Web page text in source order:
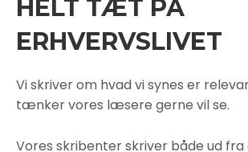
HELT TÆT PÅ
ERHVERVSLIVET
Vi skriver om hvad vi synes er
tænker vores læsere gerne vil se.
Vores skribenter skriver både ud fra